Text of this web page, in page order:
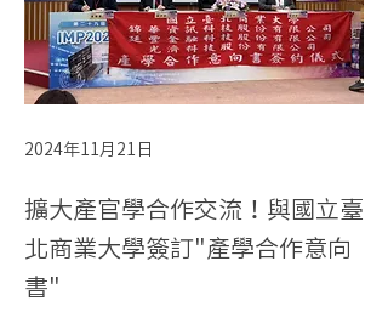
2024年11月21日
擴大產官學合作交流！與國立臺
北商業大學簽訂"產學合作意向
書"